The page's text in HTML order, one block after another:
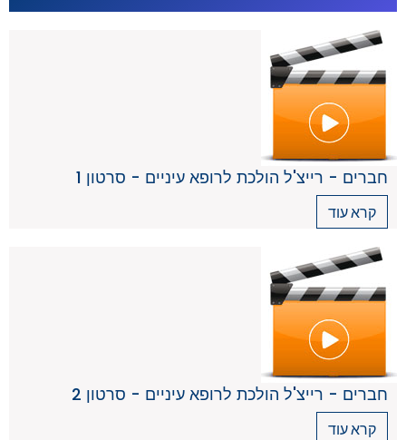
חברים - רייצ'ל הולכת לרופא עיניים - סרטון 1
קרא עוד
חברים - רייצ'ל הולכת לרופא עיניים - סרטון 2
קרא עוד